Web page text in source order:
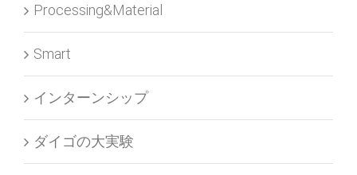
Processing&Material
Smart
インターンシップ
ダイゴの大実験